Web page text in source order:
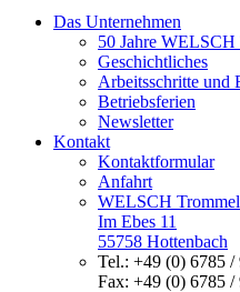
Das Unternehmen
50 Jahre WELSCH
Geschichtliches
Arbeitsschritte und
Betriebsferien
Newsletter
Kontakt
Kontaktformular
Anfahrt
WELSCH
Im Ebes 11
55758 Hottenbach
Tel.: +49 (0) 6785 /
Fax: +49 (0) 6785 /